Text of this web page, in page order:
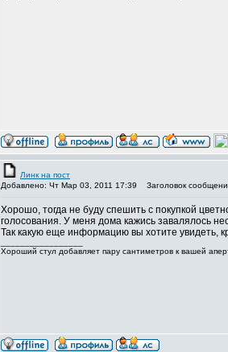
Линк на пост
Добавлено: Чт Мар 03, 2011 17:39
Заголовок
Хорошо, тогда не буду спешить с покупкой
голосования. У меня дома кажись завалялось
Так какую еще информацию вы хотите увидеть,
Хороший стул добавляет пару сантиметров к вашей